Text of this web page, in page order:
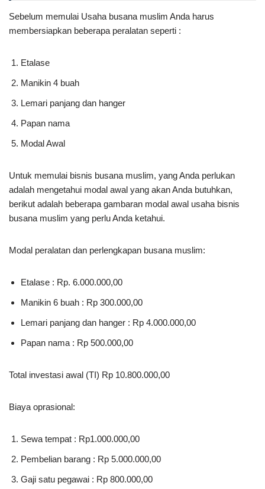
Sebelum memulai Usaha busana muslim Anda harus
membersiapkan beberapa peralatan seperti :
Etalase
Manikin 4 buah
Lemari panjang dan hanger
Papan nama
Modal Awal
Untuk memulai bisnis busana muslim, yang Anda perlukan
adalah mengetahui modal awal yang akan Anda butuhkan,
berikut adalah beberapa gambaran modal awal usaha bisnis
busana muslim yang perlu Anda ketahui.
Modal peralatan dan perlengkapan busana muslim:
Etalase : Rp. 6.000.000,00
Manikin 6 buah : Rp 300.000,00
Lemari panjang dan hanger : Rp 4.000.000,00
Papan nama : Rp 500.000,00
Total investasi awal (TI) Rp 10.800.000,00
Biaya oprasional:
Sewa tempat : Rp1.000.000,00
Pembelian barang : Rp 5.000.000,00
Gaji satu pegawai : Rp 800.000,00